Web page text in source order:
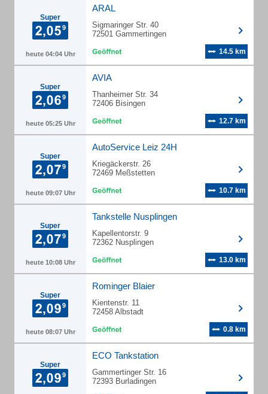
Super
heute 04:04 Uhr
ARAL
Sigmaringer Str. 40
72501 Gammertingen
14.5 km
Super
heute 05:25 Uhr
AVIA
Thanheimer Str. 34
72406 Bisingen
12.7 km
Super
heute 09:07 Uhr
AutoService Leiz 24H
Kriegäckerstr. 26
72469 Meßstetten
10.7 km
Super
heute 10:08 Uhr
Tankstelle Nusplingen
Kapellentorstr. 9
72362 Nusplingen
13.0 km
Super
heute 08:07 Uhr
Rominger Blaier
Kientenstr. 11
72458 Albstadt
0.8 km
Super
ECO Tankstation
Gammertinger Str. 16
72393 Burladingen